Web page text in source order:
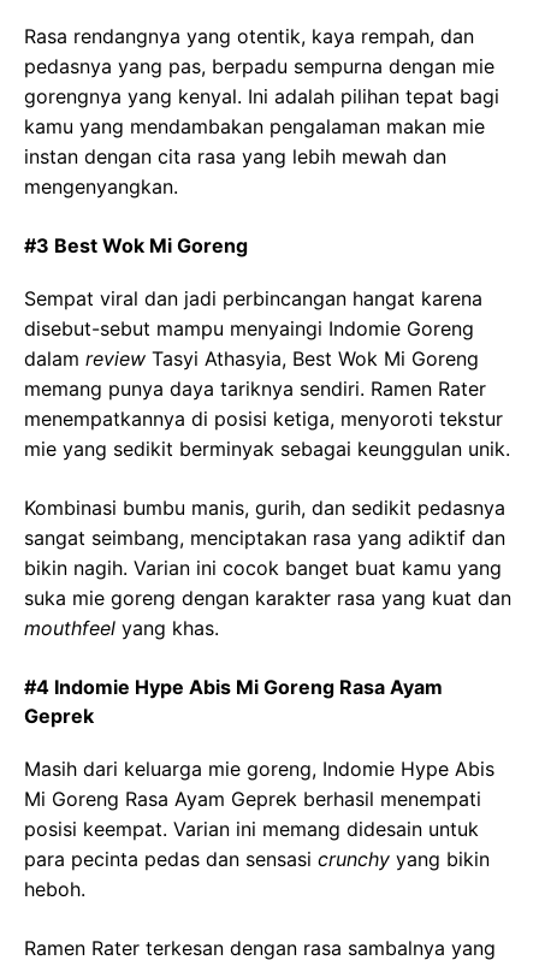
Rasa rendangnya yang otentik, kaya rempah, dan
pedasnya yang pas, berpadu sempurna dengan mie
gorengnya yang kenyal. Ini adalah pilihan tepat bagi
kamu yang mendambakan pengalaman makan mie
instan dengan cita rasa yang lebih mewah dan
mengenyangkan.
#3 Best Wok Mi Goreng
Sempat viral dan jadi perbincangan hangat karena
disebut-sebut mampu menyaingi Indomie Goreng
dalam review Tasyi Athasyia, Best Wok Mi Goreng
memang punya daya tariknya sendiri. Ramen Rater
menempatkannya di posisi ketiga, menyoroti tekstur
mie yang sedikit berminyak sebagai keunggulan unik.
Kombinasi bumbu manis, gurih, dan sedikit pedasnya
sangat seimbang, menciptakan rasa yang adiktif dan
bikin nagih. Varian ini cocok banget buat kamu yang
suka mie goreng dengan karakter rasa yang kuat dan
mouthfeel yang khas.
#4 Indomie Hype Abis Mi Goreng Rasa Ayam
Geprek
Masih dari keluarga mie goreng, Indomie Hype Abis
Mi Goreng Rasa Ayam Geprek berhasil menempati
posisi keempat. Varian ini memang didesain untuk
para pecinta pedas dan sensasi crunchy yang bikin
heboh.
Ramen Rater terkesan dengan rasa sambalnya yang